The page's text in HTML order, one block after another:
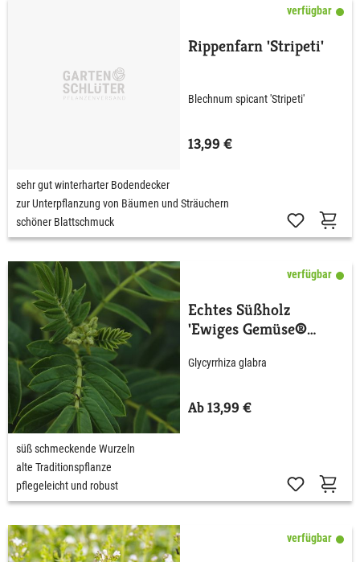
verfügbar
Rippenfarn 'Stripeti'
Blechnum spicant 'Stripeti'
13,99 €
sehr gut winterharter Bodendecker
zur Unterpflanzung von Bäumen und Sträuchern
schöner Blattschmuck
verfügbar
Echtes Süßholz
'Ewiges Gemüse®
Glycyrrhiza glabra
Ab 13,99 €
süß schmeckende Wurzeln
alte Traditionspflanze
pflegeleicht und robust
verfügbar